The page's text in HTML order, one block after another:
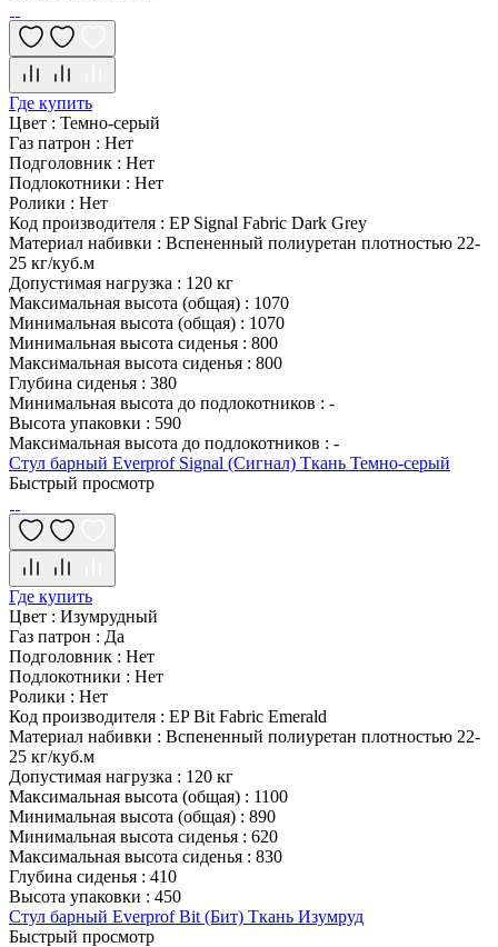
Где купить
Цвет : Темно-серый
Газ патрон : Нет
Подголовник : Нет
Подлокотники : Нет
Ролики : Нет
Код производителя : EP Signal Fabric Dark Grey
Материал набивки : Вспененный полиуретан плотностью 22-
25 кг/куб.м
Допустимая нагрузка : 120 кг
Максимальная высота (общая) : 1070
Минимальная высота (общая) : 1070
Минимальная высота сиденья : 800
Максимальная высота сиденья : 800
Глубина сиденья : 380
Минимальная высота до подлокотников : -
Высота упаковки : 590
Максимальная высота до подлокотников : -
Стул барный Everprof Signal (Сигнал) Ткань Темно-серый
Быстрый просмотр
Где купить
Цвет : Изумрудный
Газ патрон : Да
Подголовник : Нет
Подлокотники : Нет
Ролики : Нет
Код производителя : EP Bit Fabric Emerald
Материал набивки : Вспененный полиуретан плотностью 22-
25 кг/куб.м
Допустимая нагрузка : 120 кг
Максимальная высота (общая) : 1100
Минимальная высота (общая) : 890
Минимальная высота сиденья : 620
Максимальная высота сиденья : 830
Глубина сиденья : 410
Высота упаковки : 450
Стул барный Everprof Bit (Бит) Ткань Изумруд
Быстрый просмотр